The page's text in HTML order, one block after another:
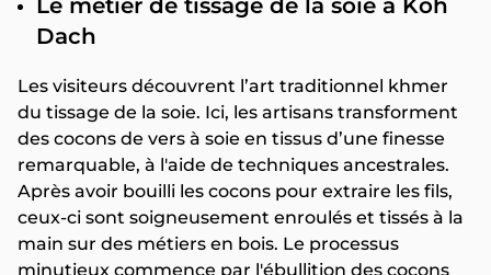
Le métier de tissage de la soie à Koh
Dach
Les visiteurs découvrent l’art traditionnel khmer
du tissage de la soie. Ici, les artisans transforment
des cocons de vers à soie en tissus d’une finesse
remarquable, à l'aide de techniques ancestrales.
Après avoir bouilli les cocons pour extraire les fils,
ceux-ci sont soigneusement enroulés et tissés à la
main sur des métiers en bois. Le processus
minutieux commence par l'ébullition des cocons